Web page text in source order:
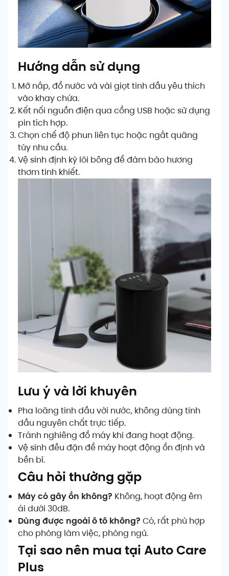
Hướng dẫn sử dụng
Mở nắp, đổ nước và vài giọt tinh dầu yêu thích
vào khay chứa.
Kết nối nguồn điện qua cổng USB hoặc sử dụng
pin tích hợp.
Chọn chế độ phun liên tục hoặc ngắt quãng
tùy nhu cầu.
Vệ sinh định kỳ lõi bông để đảm bảo hương
thơm tinh khiết.
Lưu ý và lời khuyên
Pha loãng tinh dầu với nước, không dùng tinh
dầu nguyên chất trực tiếp.
Tránh nghiêng đổ máy khi đang hoạt động.
Vệ sinh đều đặn để máy hoạt động ổn định và
bền bỉ.
Câu hỏi thường gặp
Máy có gây ồn không? Không, hoạt động êm
ái dưới 30dB.
Dùng được ngoài ô tô không? Có, rất phù hợp
cho phòng làm việc, phòng ngủ.
Tại sao nên mua tại Auto Care
Plus